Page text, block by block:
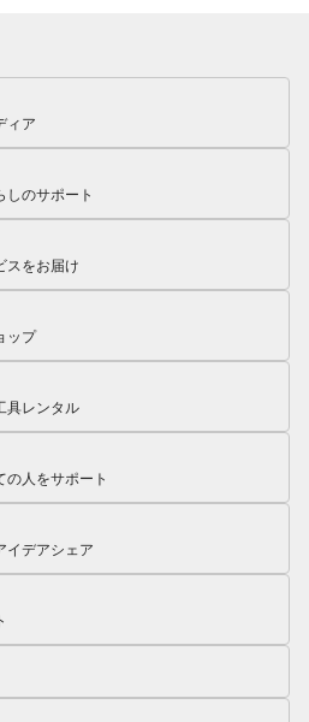
ィア
しのサポート
スをお届け
ップ
具レンタル
の人をサポート
イデアシェア